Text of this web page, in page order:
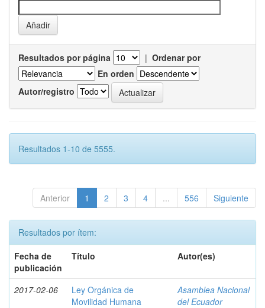
Resultados por página | Ordenar por
En orden
Autor/registro
Resultados 1-10 de 5555.
Anterior 1 2 3 4 ... 556 Siguiente
Resultados por ítem:
Fecha de
publicación
Título Autor(es)
2017-02-06
Ley Orgánica de
Movilidad Humana
Asamblea Nacional
del Ecuador